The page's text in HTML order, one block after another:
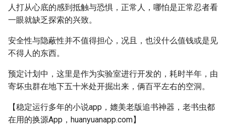
人打从心底的感到抵触与恐惧，正常人，哪怕是正常忍者看
一眼就缺乏探索的兴致。
安全性与隐蔽性并不值得担心，况且，也没什么值钱或是见
不得人的东西。
预定计划中，这里是作为实验室进行开发的，耗时半年，由
寄坏虫群在地下五十米处开掘出来，俩百平左右的空洞。
【稳定运行多年的小说app，媲美老版追书神器，老书虫都
在用的换源App，huanyuanapp.com】